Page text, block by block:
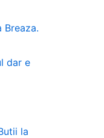
Breaza.
dar e
la